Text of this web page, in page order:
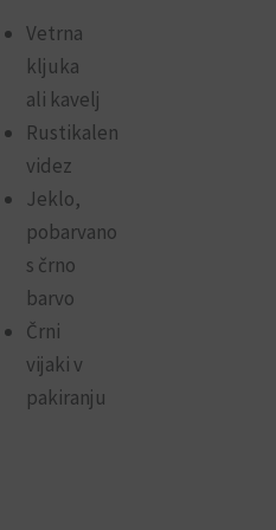
Vetrna
kljuka
ali kavelj
Rustikalen
videz
Jeklo,
pobarvano
s črno
barvo
Črni
vijaki v
pakiranju